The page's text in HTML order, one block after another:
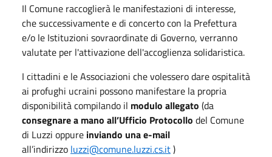
Il Comune raccoglierà le manifestazioni di interesse,
che successivamente e di concerto con la Prefettura
e/o le Istituzioni sovraordinate di Governo, verranno
valutate per l'attivazione dell'accoglienza solidaristica.
I cittadini e le Associazioni che volessero dare ospitalità
ai profughi ucraini possono manifestare la propria
disponibilità compilando il modulo allegato (da
consegnare a mano all’Ufficio Protocollo del Comune
di Luzzi oppure inviando una e-mail
all’indirizzo luzzi@comune.luzzi.cs.it)